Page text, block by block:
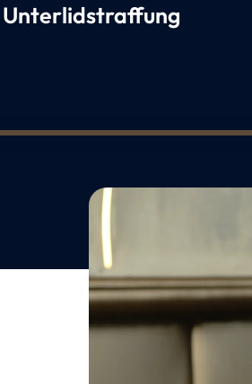
Unterlidstraffung
2